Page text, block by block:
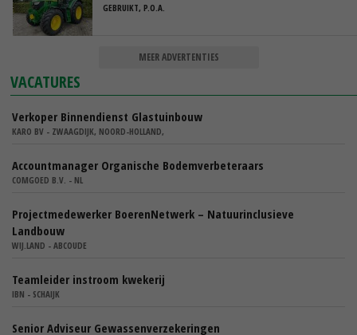
GEBRUIKT, P.O.A.
MEER ADVERTENTIES
VACATURES
Verkoper Binnendienst Glastuinbouw
KARO BV - ZWAAGDIJK, NOORD-HOLLAND,
Accountmanager Organische Bodemverbeteraars
COMGOED B.V. - NL
Projectmedewerker BoerenNetwerk – Natuurinclusieve
Landbouw
WIJ.LAND - ABCOUDE
Teamleider instroom kwekerij
IBN - SCHAIJK
Senior Adviseur Gewassenverzekeringen